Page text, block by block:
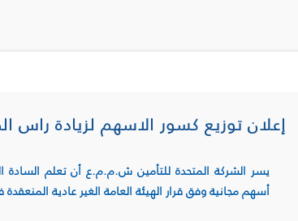
إعلان توزيع كسور الاسهم لزيادة راس
يسر الشركة المتحدة للتأمين ش.م.م.ع أن تعلم السادة
أسهم مجانية وفق قرار الهيئة العامة الغير عادية المنعقدة في 30-04-